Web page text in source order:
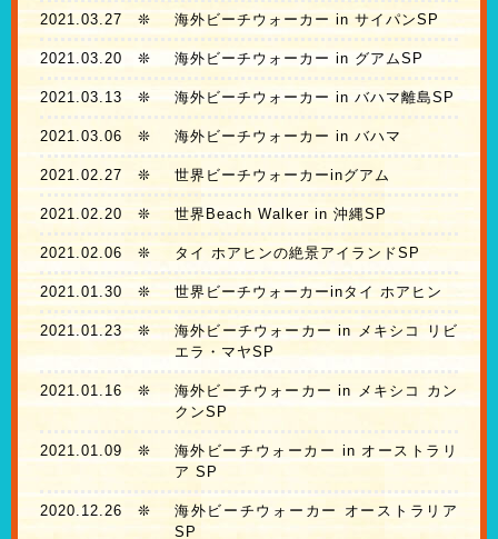
2021.03.27 ❊ 海外ビーチウォーカー in サイパンSP
2021.03.20 ❊ 海外ビーチウォーカー in グアムSP
2021.03.13 ❊ 海外ビーチウォーカー in バハマ離島SP
2021.03.06 ❊ 海外ビーチウォーカー in バハマ
2021.02.27 ❊ 世界ビーチウォーカーinグアム
2021.02.20 ❊ 世界Beach Walker in 沖縄SP
2021.02.06 ❊ タイ ホアヒンの絶景アイランドSP
2021.01.30 ❊ 世界ビーチウォーカーinタイ ホアヒン
2021.01.23❊
海外ビーチウォーカー in メキシコ リビ
エラ・マヤSP
2021.01.16 ❊
海外ビーチウォーカー in メキシコ カン
クンSP
2021.01.09 ❊
海外ビーチウォーカー in オーストラリ
ア SP
2020.12.26 ❊
海外ビーチウォーカー オーストラリア
SP